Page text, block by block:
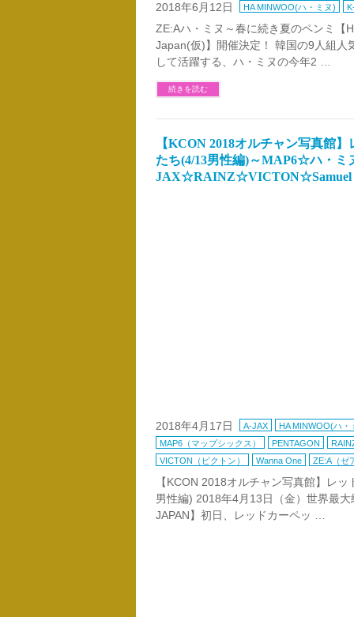
2018年6月12日 HA MINWOO(ハ・ミヌ)
ZE:Aハ・ミヌ～春に続き夏のペンミ【
Japan(仮)】開催決定！ 韓国の9人組人
して活躍する、ハ・ミヌの今年2 …
続きを読む
【KCON 2018オルチャン写真館
たち(4/13男性編)～MAP6☆ハ・
JAX☆RAINZ☆VICTON☆Samuel
2018年4月17日 A-JAX HA MINWOO(ハ・
MAP6（マップシックス）
PENTAGON
VICTON（ビクトン）
Wanna One ZE:A（ゼ
【KCON 2018オルチャン写真館】レ
男性編) 2018年4月13日（金）世界最
JAPAN】初日、レッドカーペッ …